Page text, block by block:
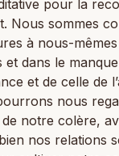
pour la
Nous sommes
à nous-mêmes
dans le
et de celle de
nous
notre colère,
nos relations